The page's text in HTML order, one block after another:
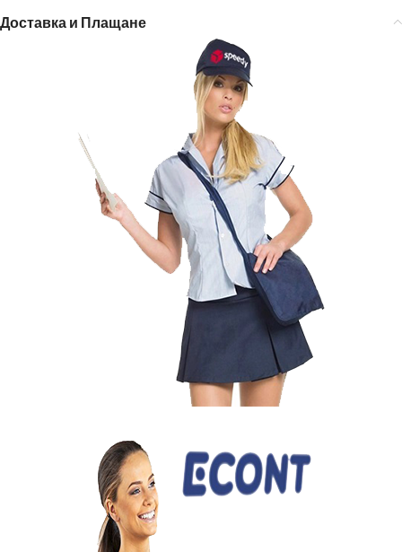
Доставка и Плащане